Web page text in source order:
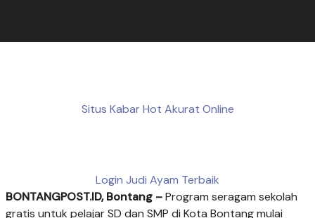
Situs Kabar Hot Akurat Online
Login Judi Ayam Terbaik
BONTANGPOST.ID, Bontang –Program seragam sekolah
gratis untuk pelajar SD dan SMP di Kota Bontang mulai